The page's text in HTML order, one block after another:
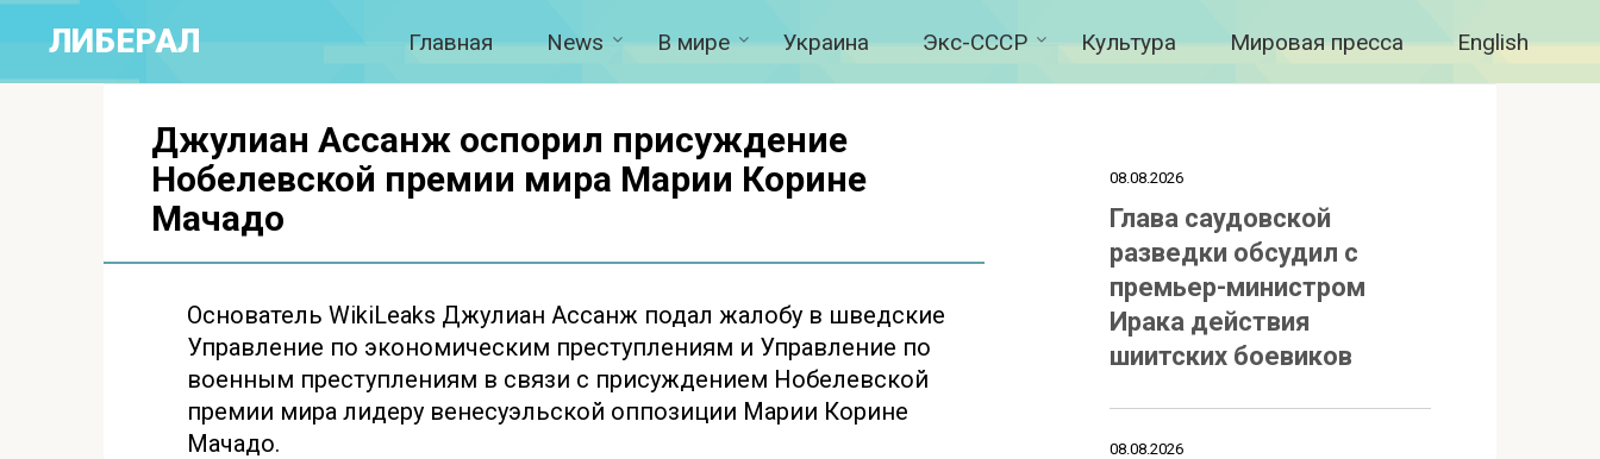
контенту
ЛИБЕРАЛ Главная News В мире Украина Экс-СССР Культура Мировая пресса English
Джулиан Ассанж оспорил присуждение
Нобелевской премии мира Марии Корине
Мачадо
Основатель WikiLeaks Джулиан Ассанж подал жалобу в шведские
Управление по экономическим преступлениям и Управление по
военным преступлениям в связи с присуждением Нобелевской
премии мира лидеру венесуэльской оппозиции Марии Корине
Мачадо.
08.08.2026
Глава саудовской
разведки обсудил с
премьер-министром
Ирака действия
шиитских боевиков
08.08.2026